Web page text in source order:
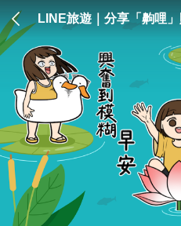
LINE旅遊｜分享「齁哩